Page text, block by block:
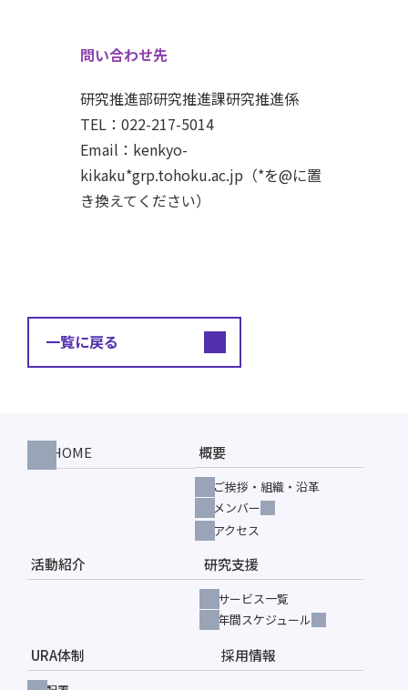
問い合わせ先
研究推進部研究推進課研究推進係
TEL：022-217-5014
Email：kenkyo-
kikaku*grp.tohoku.ac.jp（*を@に置
き換えてください）
一覧に戻る
HOME 概要
ご挨拶・組織・沿革
メンバー
アクセス
活動紹介 研究支援
サービス一覧
年間スケジュール
URA体制 採用情報